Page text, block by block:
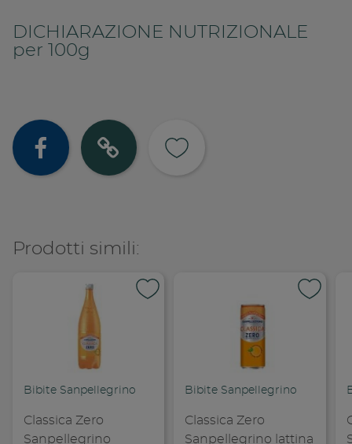
DICHIARAZIONE NUTRIZIONALE
per 100g
Prodotti simili:
Bibite Sanpellegrino
Classica Zero
Sanpellegrino
Bibite Sanpellegrino
Classica Zero
Sanpellegrino lattina